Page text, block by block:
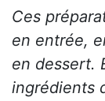
Ces
en entrée,
en dessert.
ingrédients